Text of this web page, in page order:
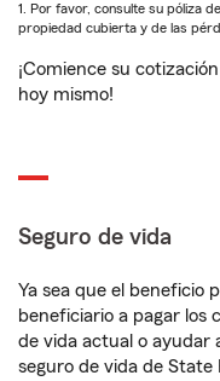
1. Por favor, consulte su póliza
propiedad cubierta y de las
¡Comience su
hoy mismo!
Seguro de vida
Ya sea que el beneficio
beneficiario a pagar los
de vida actual o ayudar
seguro de vida de